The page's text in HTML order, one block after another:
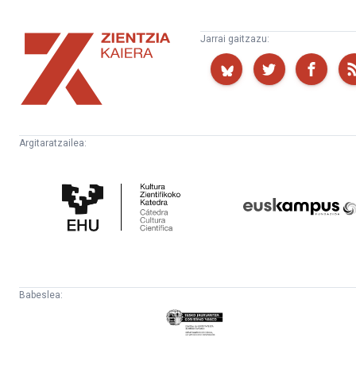
Zientzia
Kaiera
Jarrai gaitzazu:
Argitaratzailea:
Zientifikoko
Katedra
Babeslea:
Eusko
Jaurlaritza